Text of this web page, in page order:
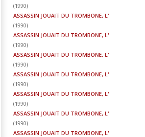
(1990)
ASSASSIN JOUAIT DU TROMBONE, L'
(1990)
ASSASSIN JOUAIT DU TROMBONE, L'
(1990)
ASSASSIN JOUAIT DU TROMBONE, L'
(1990)
ASSASSIN JOUAIT DU TROMBONE, L'
(1990)
ASSASSIN JOUAIT DU TROMBONE, L'
(1990)
ASSASSIN JOUAIT DU TROMBONE, L'
(1990)
ASSASSIN JOUAIT DU TROMBONE, L'